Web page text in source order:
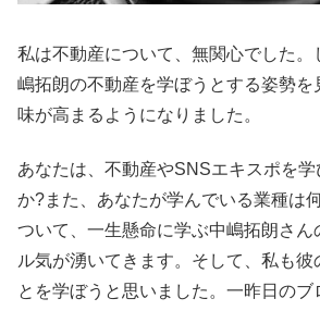
私は不動産について、無関心でした。
嶋拓朗の不動産を学ぼうとする姿勢を
味が高まるようになりました。
あなたは、不動産やSNSエキスポを
か?また、あなたが学んでいる業種は
ついて、一生懸命に学ぶ中嶋拓朗さん
ル気が湧いてきます。そして、私も彼
とを学ぼうと思いました。一昨日の